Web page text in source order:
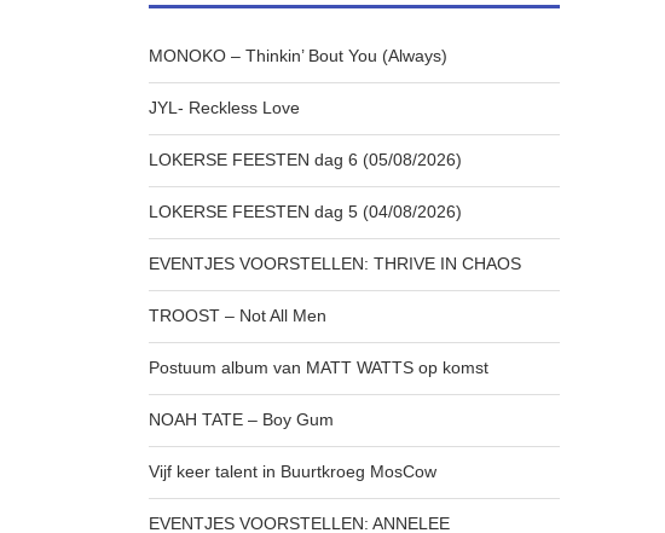
MONOKO – Thinkin’ Bout You (Always)
JYL- Reckless Love
LOKERSE FEESTEN dag 6 (05/08/2026)
LOKERSE FEESTEN dag 5 (04/08/2026)
EVENTJES VOORSTELLEN: THRIVE IN CHAOS
TROOST – Not All Men
Postuum album van MATT WATTS op komst
NOAH TATE – Boy Gum
Vijf keer talent in Buurtkroeg MosCow
EVENTJES VOORSTELLEN: ANNELEE